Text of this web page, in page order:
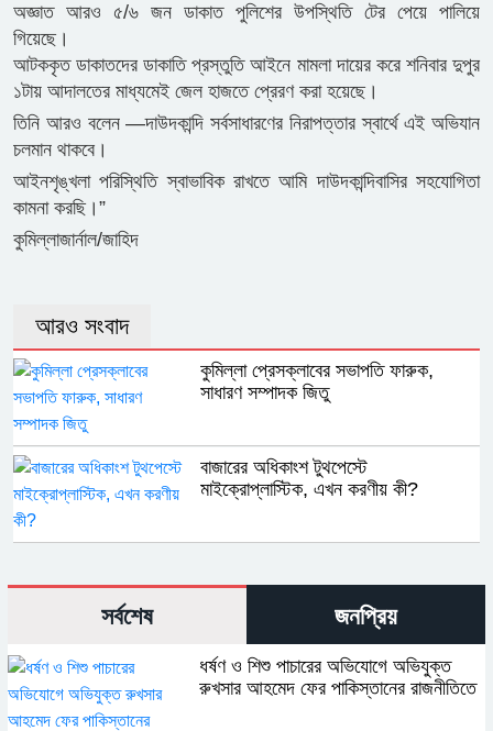
অজ্ঞাত আরও ৫/৬ জন ডাকাত পুলিশের উপস্থিতি টের পেয়ে পালিয়ে
গিয়েছে।
আটককৃত ডাকাতদের ডাকাতি প্রস্তুতি আইনে মামলা দায়ের করে শনিবার দুপুর
১টায় আদালতের মাধ্যমেই জেল হাজতে প্রেরণ করা হয়েছে।
তিনি আরও বলেন —দাউদকান্দি সর্বসাধারণের নিরাপত্তার স্বার্থে এই অভিযান
চলমান থাকবে।
আইনশৃঙ্খলা পরিস্থিতি স্বাভাবিক রাখতে আমি দাউদকান্দিবাসির সহযোগিতা
কামনা করছি।”
কুমিল্লাজার্নাল/জাহিদ
আরও সংবাদ
কুমিল্লা প্রেসক্লাবের সভাপতি ফারুক,
সাধারণ সম্পাদক জিতু
বাজারের অধিকাংশ টুথপেস্টে
মাইক্রোপ্লাস্টিক, এখন করণীয় কী?
সর্বশেষ জনপ্রিয়
ধর্ষণ ও শিশু পাচারের অভিযোগে অভিযুক্ত
রুখসার আহমেদ ফের পাকিস্তানের রাজনীতিতে